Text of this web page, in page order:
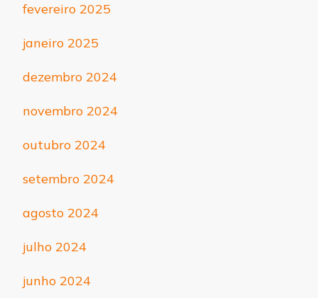
fevereiro 2025
janeiro 2025
dezembro 2024
novembro 2024
outubro 2024
setembro 2024
agosto 2024
julho 2024
junho 2024